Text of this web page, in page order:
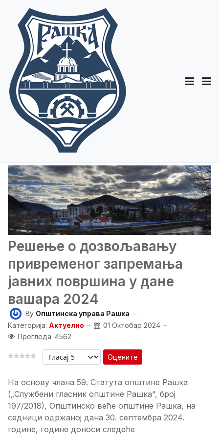
Решење о дозвољавању
привременог запремања
јавних површина у дане
вашара 2024
By Општинска управа Рашка
Категорија: Актуелно
01 Октобар 2024
Прегледа: 4562
Оцените
На основу члана 59. Статута општине Рашка
(„Службени гласник општине Рашка“, број
197/2018), Општинско веће општине Рашка, на
седници одржаној дана 30. септембра 2024.
године, године доноси следеће